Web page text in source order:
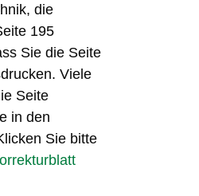
die
195
Sie die Seite
Viele
Seite
in den
Sie bitte